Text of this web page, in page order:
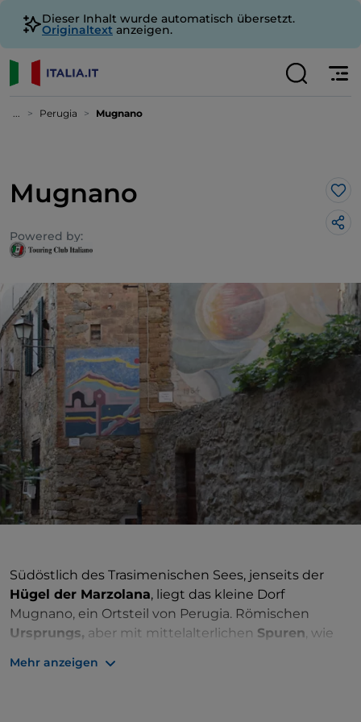
Dieser Inhalt wurde automatisch übersetzt.
Originaltext anzeigen.
... Perugia Mugnano
Mugnano
Powered by:
Südöstlich des Trasimenischen Sees, jenseits der
Hügel der Marzolana, liegt das kleine Dorf
Mugnano, ein Ortsteil von Perugia. Römischen
Ursprungs, aber mit mittelalterlichen Spuren, wie
im Bergfried und in den Türmen erhalten sind. Aber
Mehr anzeigen